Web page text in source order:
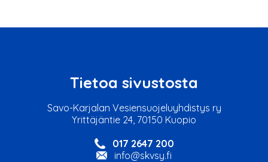
Tietoa sivustosta
Savo-Karjalan Vesiensuojeluyhdistys ry
Yrittäjäntie 24, 70150 Kuopio
017 2647 200
info@skvsy.fi